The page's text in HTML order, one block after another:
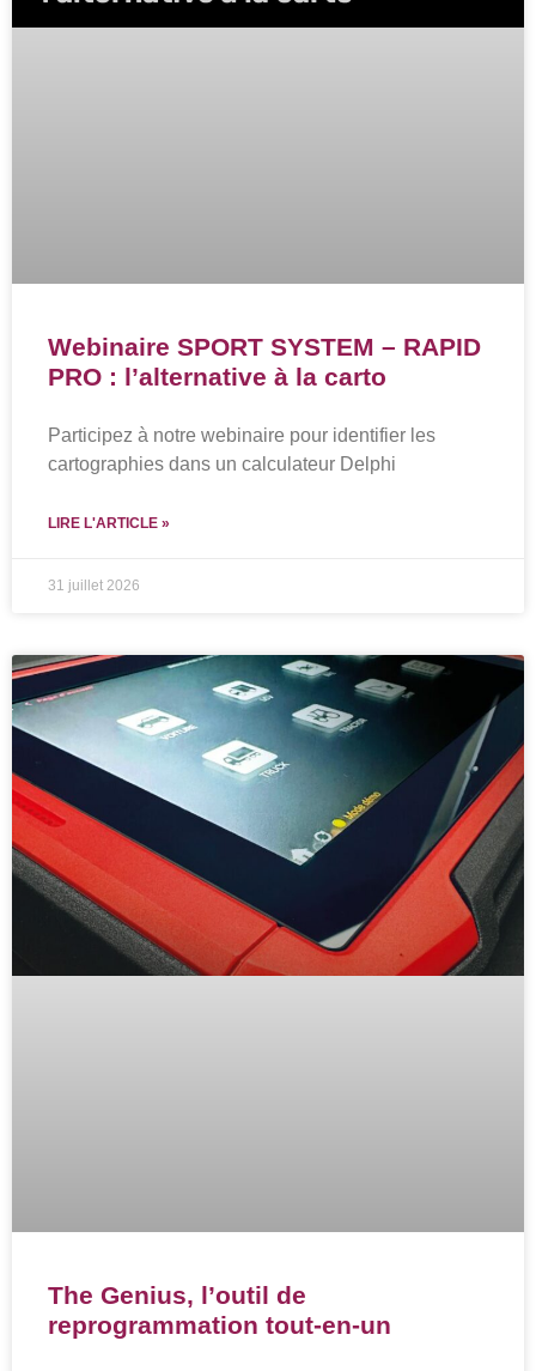
Webinaire SPORT SYSTEM – RAPID
PRO : l’alternative à la carto
Participez à notre webinaire pour identifier les
cartographies dans un calculateur Delphi
LIRE L'ARTICLE »
31 juillet 2026
The Genius, l’outil de
reprogrammation tout-en-un